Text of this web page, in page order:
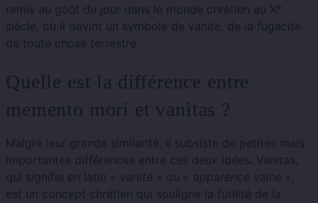
remis au goût du jour dans le monde chrétien au Xᵉ
siècle, où il devint un symbole de vanité, de la fugacité
de toute chose terrestre.
Quelle est la différence entre
memento mori et vanitas ?
Malgré leur grande similarité, il subsiste de petites mais
importantes différences entre ces deux idées. Vanitas,
qui signifie en latin « vanité » ou « apparence vaine »,
est un concept chrétien qui souligne la futilité de la